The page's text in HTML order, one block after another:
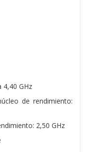
4,40 GHz
de rendimiento:
2,50 GHz